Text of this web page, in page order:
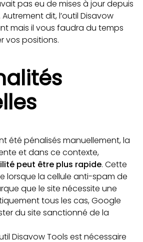
pas eu de mises à jour depuis
dit, l’outil Disavow
mais il vous faudra du temps
vos positions.
été pénalisés manuellement, la
et dans ce contexte,
peut être plus rapide. Cette
lorsque la cellule anti-spam de
que le site nécessite une
tous les cas, Google
du site sanctionné de la
Disavow Tools est nécessaire